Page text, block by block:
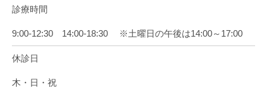
診療時間
9:00-12:30 14:00-18:30 ※土曜日の午後は14:00～17:00
休診日
木・日・祝